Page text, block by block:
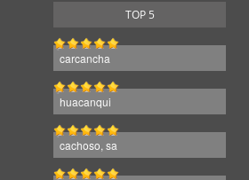
TOP 5
carcancha
huacanqui
cachoso, sa